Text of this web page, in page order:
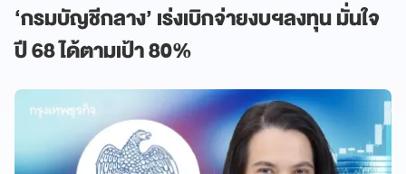
‘กรมบัญชีกลาง’ เร่งเบิกจ่ายงบฯลงทุน มั่นใจ
ปี 68 ได้ตามเป้า 80%